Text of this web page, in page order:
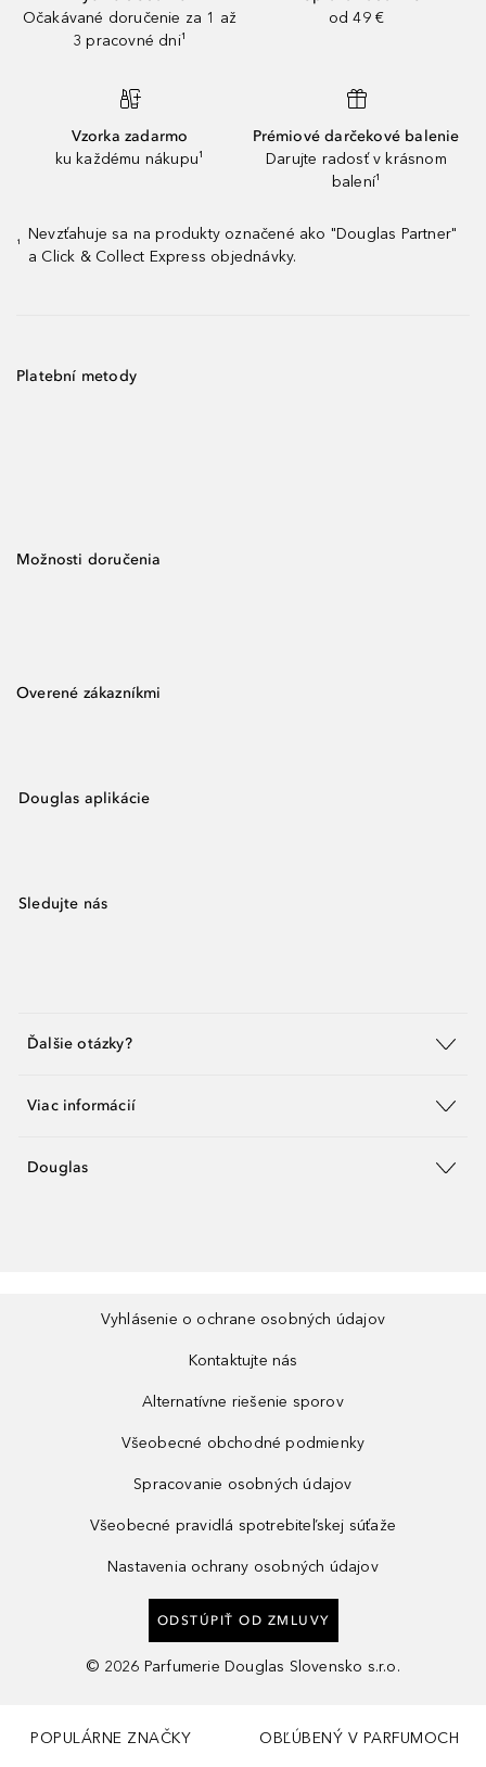
Očakávané doručenie za 1 až
3 pracovné dni¹
od 49 €
Vzorka zadarmo
ku každému nákupu¹
Prémiové darčekové balenie
Darujte radosť v krásnom
balení¹
¹
Nevzťahuje sa na produkty označené ako "Douglas Partner"
a Click & Collect Express objednávky.
Platební metody
Možnosti doručenia
Overené zákazníkmi
Douglas aplikácie
Sledujte nás
Ďalšie otázky?
Viac informácií
Douglas
Vyhlásenie o ochrane osobných údajov
Kontaktujte nás
Alternatívne riešenie sporov
Všeobecné obchodné podmienky
Spracovanie osobných údajov
Všeobecné pravidlá spotrebiteľskej súťaže
Nastavenia ochrany osobných údajov
ODSTÚPIŤ OD ZMLUVY
© 2026 Parfumerie Douglas Slovensko s.r.o.
POPULÁRNE ZNAČKY OBĽÚBENÝ V PARFUMOCH